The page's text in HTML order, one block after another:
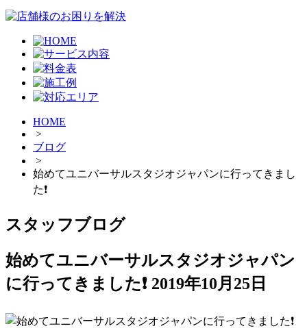
HOME
>
ブログ
>
始めてユニバーサルスタジオジャパンに行ってきまし
た❗
スタッフブログ
始めてユニバーサルスタジオジャパン
に行ってきました❗ 2019年10月25日